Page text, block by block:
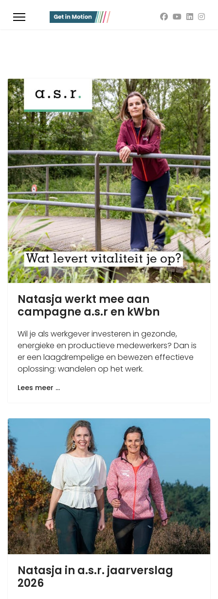
Natasja werkt mee aan
campagne a.s.r en kWbn
Wil je als werkgever investeren in gezonde,
energieke en productieve medewerkers? Dan is
er een laagdrempelige en bewezen effectieve
oplossing: wandelen op het werk.
Lees meer …
Natasja in a.s.r. jaarverslag
2026